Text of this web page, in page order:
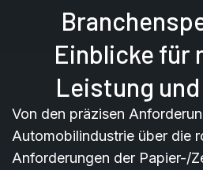
Einblicke für
Leistung
Von den präzisen
Automobilindustrie über die
Anforderungen der Papier-/